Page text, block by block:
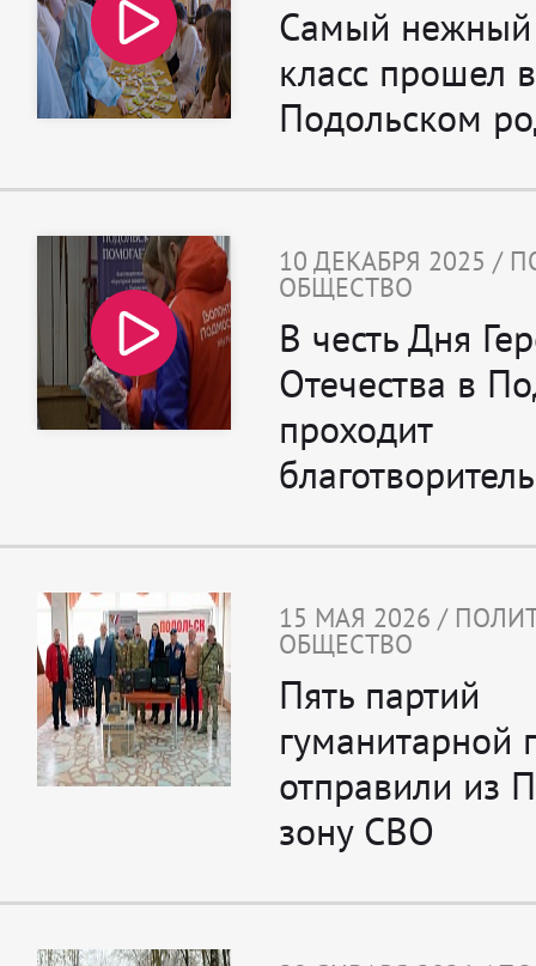
Самый нежный
класс прошел в
Подольском
10 ДЕКАБРЯ 2025 /
ОБЩЕСТВО
В честь Дня
Отечества в
проходит
15 МАЯ 2026 /
ОБЩЕСТВО
Пять партий
отправили из
зону СВО